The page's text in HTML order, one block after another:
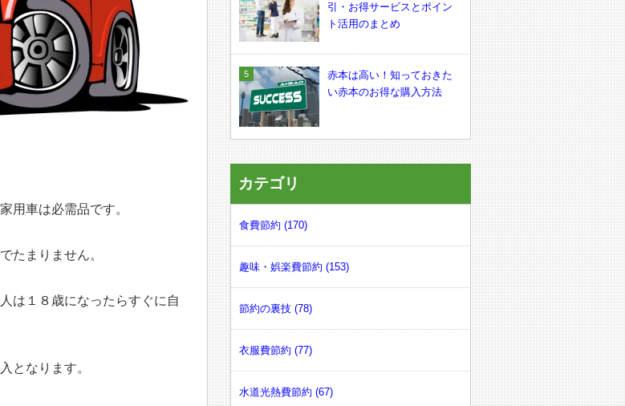
用車は必需品です。
たまりません。
は１８歳になったらすぐに自
となります。
引・お得サービスとポイン
ト活用のまとめ
赤本は高い！知っておきた
い赤本のお得な購入方法
カテゴリ
食費節約 (170)
趣味・娯楽費節約 (153)
節約の裏技 (78)
衣服費節約 (77)
水道光熱費節約 (67)